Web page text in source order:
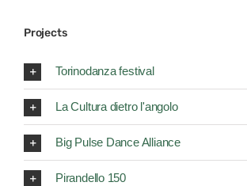
Projects
Torinodanza festival
La Cultura dietro l'angolo
Big Pulse Dance Alliance
Pirandello 150